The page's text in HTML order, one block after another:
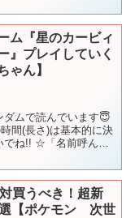
ム『星のカービィ
』プレイしていく
ゃん】
ムで読んでいます😇
間(長さ)は基本的に決
でね!! ☆「名前呼ん
買うべき！超新
【ポケモン 次世